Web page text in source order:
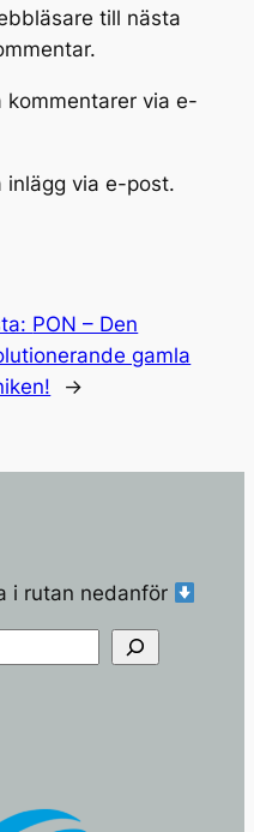
till nästa
kommentarer via e-
inlägg via e-post.
PON – Den
gamla
→
i rutan nedanför